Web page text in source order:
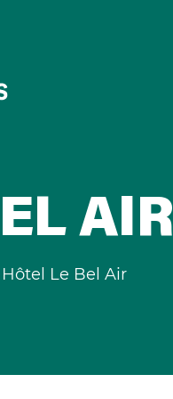
AIR
Hôtel Le Bel Air